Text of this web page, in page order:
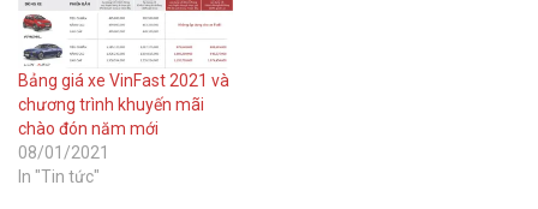
Bảng giá xe VinFast 2021 và
chương trình khuyến mãi
chào đón năm mới
08/01/2021
In "Tin tức"